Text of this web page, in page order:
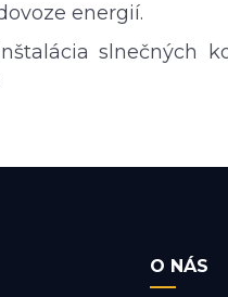
energií.
slnečných
O NÁS